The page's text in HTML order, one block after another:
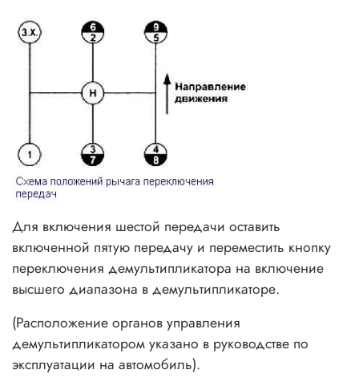
Для включения шестой передачи оставить
включенной пятую передачу и переместить кнопку
переключения демультипликатора на включение
высшего диапазона в демультипликаторе.
(Расположение органов управления
демультипликатором указано в руководстве по
эксплуатации на автомобиль).